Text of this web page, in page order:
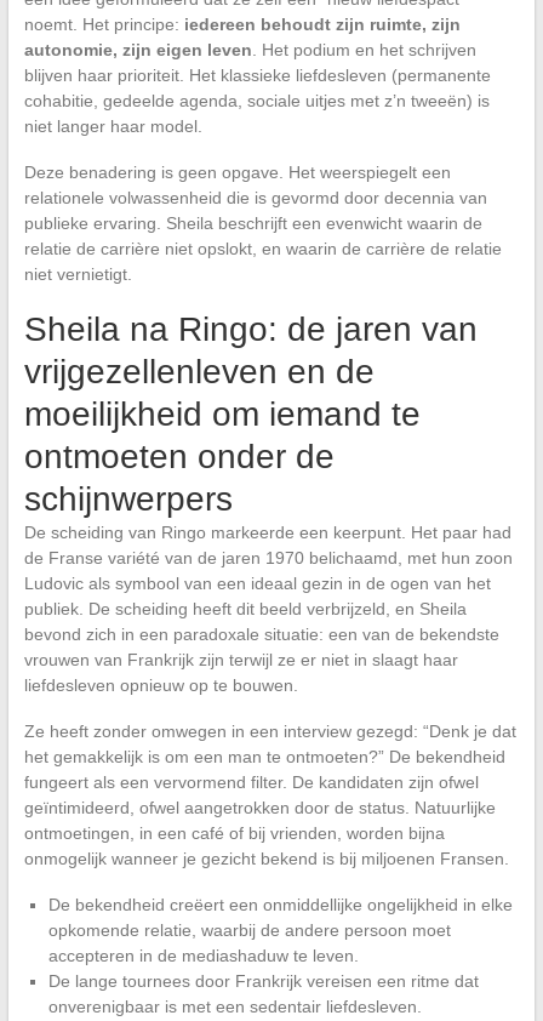
noemt. Het principe: iedereen behoudt zijn ruimte, zijn
autonomie, zijn eigen leven . Het podium en het schrijven
blijven haar prioriteit. Het klassieke liefdesleven (permanente
cohabitie, gedeelde agenda, sociale uitjes met z’n tweeën) is
niet langer haar model.
Deze benadering is geen opgave. Het weerspiegelt een
relationele volwassenheid die is gevormd door decennia van
publieke ervaring. Sheila beschrijft een evenwicht waarin de
relatie de carrière niet opslokt, en waarin de carrière de relatie
niet vernietigt.
Sheila na Ringo: de jaren van
vrijgezellenleven en de
moeilijkheid om iemand te
ontmoeten onder de
schijnwerpers
De scheiding van Ringo markeerde een keerpunt. Het paar had
de Franse variété van de jaren 1970 belichaamd, met hun zoon
Ludovic als symbool van een ideaal gezin in de ogen van het
publiek. De scheiding heeft dit beeld verbrijzeld, en Sheila
bevond zich in een paradoxale situatie: een van de bekendste
vrouwen van Frankrijk zijn terwijl ze er niet in slaagt haar
liefdesleven opnieuw op te bouwen.
Ze heeft zonder omwegen in een interview gezegd: “Denk je dat
het gemakkelijk is om een man te ontmoeten?” De bekendheid
fungeert als een vervormend filter. De kandidaten zijn ofwel
geïntimideerd, ofwel aangetrokken door de status. Natuurlijke
ontmoetingen, in een café of bij vrienden, worden bijna
onmogelijk wanneer je gezicht bekend is bij miljoenen Fransen.
De bekendheid creëert een onmiddellijke ongelijkheid in elke
opkomende relatie, waarbij de andere persoon moet
accepteren in de mediashaduw te leven.
De lange tournees door Frankrijk vereisen een ritme dat
onverenigbaar is met een sedentair liefdesleven.